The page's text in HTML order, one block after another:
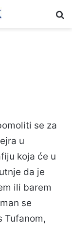
se za
u
koja će u
da je
ili barem
se
Tufanom,